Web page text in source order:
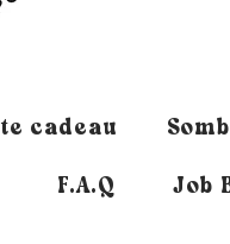
cadeau
F.A.Q Job